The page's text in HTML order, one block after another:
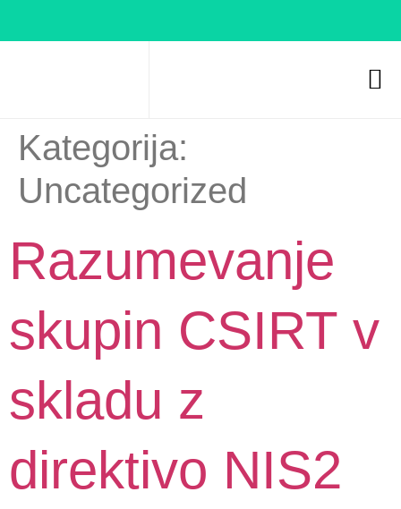
Kategorija:
Uncategorized
Razumevanje
skupin CSIRT v
skladu z
direktivo NIS2